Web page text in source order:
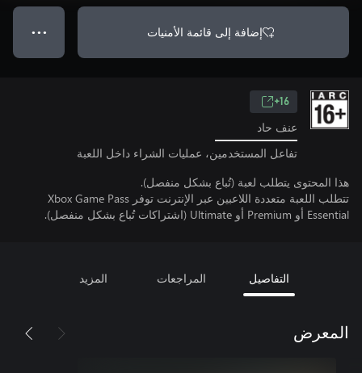
إضافة إلى قائمة الأمنيات ● ● ●
16+
عنف حاد
تفاعل المستخدمين، عمليات الشراء داخل اللعبة
هذا المحتوى يتطلب لعبة (تُباع بشكل منفصل).
تتطلب اللعبة متعددة اللاعبين عبر الإنترنت توفر Xbox Game Pass
Essential أو Premium أو Ultimate (اشتراكات تُباع بشكل منفصل).
التفاصيل المراجعات المزيد
المعرض